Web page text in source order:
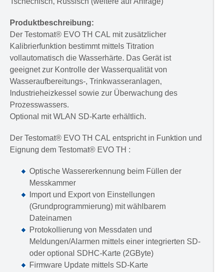
Produktbeschreibung:
Der Testomat® EVO TH CAL mit zusätzlicher
Kalibrierfunktion bestimmt mittels Titration
vollautomatisch die Wasserhärte. Das Gerät ist
geeignet zur Kontrolle der Wasserqualität von
Wasseraufbereitungs-, Trinkwasseranlagen,
Industrieheizkessel sowie zur Überwachung des
Prozesswassers.
Optional mit WLAN SD-Karte erhältlich.
Der Testomat® EVO TH CAL entspricht in Funktion und
Eignung dem Testomat® EVO TH :
Optische Wassererkennung beim Füllen der
Messkammer
Import und Export von Einstellungen
(Grundprogrammierung) mit wählbarem
Dateinamen
Protokollierung von Messdaten und
Meldungen/Alarmen mittels einer integrierten SD-
oder optional SDHC-Karte (2GByte)
Firmware Update mittels SD-Karte